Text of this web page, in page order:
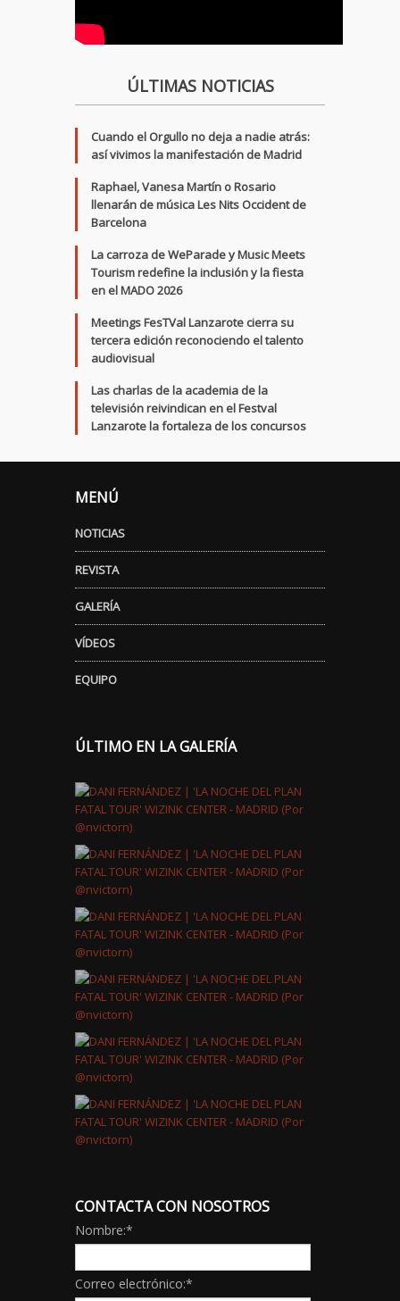
ÚLTIMAS NOTICIAS
Cuando el Orgullo no deja a nadie atrás:
así vivimos la manifestación de Madrid
Raphael, Vanesa Martín o Rosario
llenarán de música Les Nits Occident de
Barcelona
La carroza de WeParade y Music Meets
Tourism redefine la inclusión y la fiesta
en el MADO 2026
Meetings FesTVal Lanzarote cierra su
tercera edición reconociendo el talento
audiovisual
Las charlas de la academia de la
televisión reivindican en el Festval
Lanzarote la fortaleza de los concursos
MENÚ
NOTICIAS
REVISTA
GALERÍA
VÍDEOS
EQUIPO
ÚLTIMO EN LA GALERÍA
CONTACTA CON NOSOTROS
Nombre:*
Correo electrónico:*